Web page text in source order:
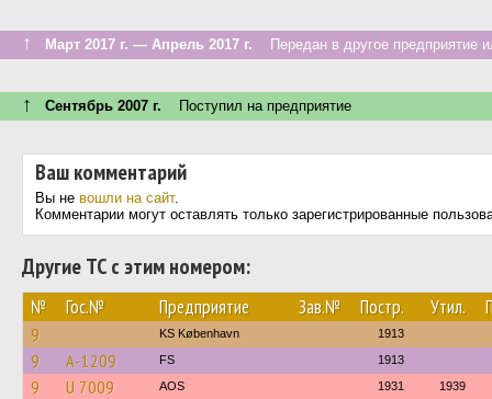
↑ Март 2017 г. — Апрель 2017 г. Передан в другое предприятие
↑ Сентябрь 2007 г. Поступил на предприятие
Ваш комментарий
Вы не вошли на сайт.
Комментарии могут оставлять только зарегистрированные
Другие ТС с этим номером:
№ Гос.№ Предприятие Зав.№ Постр. Утил.
9 KS København 1913
9 A-1209 FS 1913
9 U 7009 AOS 1931 1939